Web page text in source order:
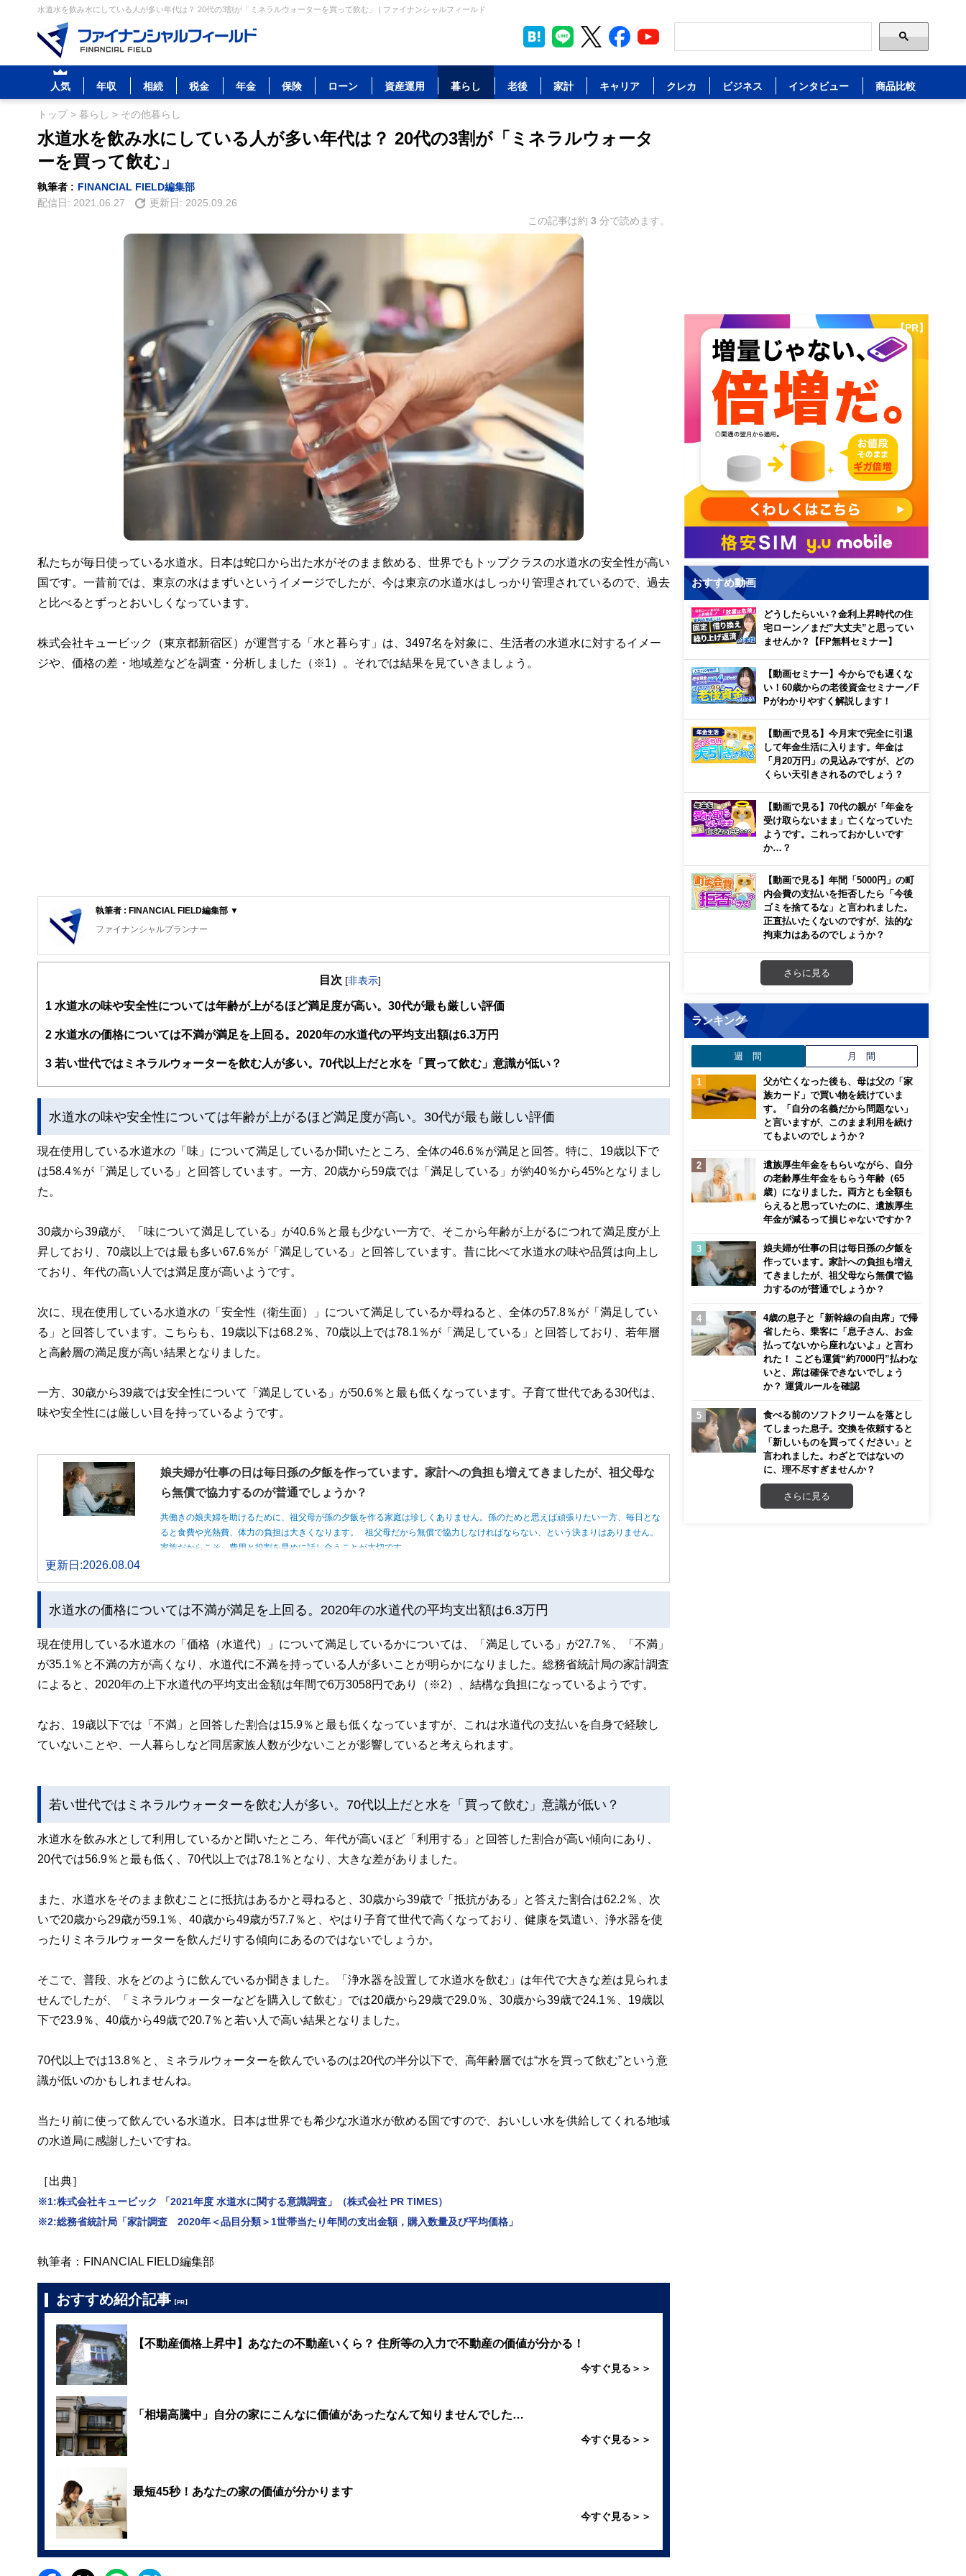
水道水を飲み水にしている人が多い年代は？ 20代の3割が「ミネラルウォーターを買って飲む」 | ファイナンシャルフィールド
人気 年収 相続 税金 年金 保険 ローン 資産運用 暮らし 老後 家計 キャリア クレカ ビジネス インタビュー 商品比較
トップ> 暮らし > その他暮らし
水道水を飲み水にしている人が多い年代は？ 20代の3割が「ミネラルウォータ
ーを買って飲む」
執筆者 : FINANCIAL FIELD編集部
配信日: 2021.06.27 更新日: 2025.09.26
この記事は約 3 分で読めます。
私たちが毎日使っている水道水。日本は蛇口から出た水がそのまま飲める、世界でもトップクラスの水道水の安全性が高い
国です。一昔前では、東京の水はまずいというイメージでしたが、今は東京の水道水はしっかり管理されているので、過去
と比べるとずっとおいしくなっています。
株式会社キュービック（東京都新宿区）が運営する「水と暮らす」は、3497名を対象に、生活者の水道水に対するイメー
ジや、価格の差・地域差などを調査・分析しました（※1）。それでは結果を見ていきましょう。
執筆者 : FINANCIAL FIELD編集部 ▼
ファイナンシャルプランナー
FinancialField編集部は、金融、経済に関する記事を、日々の暮らしにどのような影響を与えるかという視点で、お金の知識がない方でも理解でき
案から記事掲載まですべての工程に関わることで、読者目線のコンテンツを追求しています。
FinancialFieldの特徴は、ファイナンシャルプランナー、弁護士、税理士、宅地建物取引士、相続診断士、住宅ローンアドバイザー、DCプランナ
ー、公認会計士、社会保険労務士、行政書士、投資アナリスト、キャリアコンサルタントなど150名以上の有資格者を執筆者・監修者として迎
私たちは、快適でより良い生活のアイデアを提供するお金のコンシェルジュを目指します。
目次 [非表示]
1 水道水の味や安全性については年齢が上がるほど満足度が高い。30代が最も厳しい評価
2 水道水の価格については不満が満足を上回る。2020年の水道代の平均支出額は6.3万円
3 若い世代ではミネラルウォーターを飲む人が多い。70代以上だと水を「買って飲む」意識が低い？
水道水の味や安全性については年齢が上がるほど満足度が高い。30代が最も厳しい評価
現在使用している水道水の「味」について満足しているか聞いたところ、全体の46.6％が満足と回答。特に、19歳以下で
は58.4％が「満足している」と回答しています。一方、20歳から59歳では「満足している」が約40％から45%となりまし
た。
30歳から39歳が、「味について満足している」が40.6％と最も少ない一方で、そこから年齢が上がるにつれて満足度が上
昇しており、70歳以上では最も多い67.6％が「満足している」と回答しています。昔に比べて水道水の味や品質は向上し
ており、年代の高い人では満足度が高いようです。
次に、現在使用している水道水の「安全性（衛生面）」について満足しているか尋ねると、全体の57.8％が「満足してい
る」と回答しています。こちらも、19歳以下は68.2％、70歳以上では78.1％が「満足している」と回答しており、若年層
と高齢層の満足度が高い結果となりました。
一方、30歳から39歳では安全性について「満足している」が50.6％と最も低くなっています。子育て世代である30代は、
味や安全性には厳しい目を持っているようです。
娘夫婦が仕事の日は毎日孫の夕飯を作っています。家計への負担も増えてきましたが、祖父母な
ら無償で協力するのが普通でしょうか？
共働きの娘夫婦を助けるために、祖父母が孫の夕飯を作る家庭は珍しくありません。孫のためと思えば頑張りたい一方、毎日とな
ると食費や光熱費、体力の負担は大きくなります。 祖父母だから無償で協力しなければならない、という決まりはありません。
家族だからこそ、費用と役割を早めに話し合うことが大切です。
更新日:2026.08.04
水道水の価格については不満が満足を上回る。2020年の水道代の平均支出額は6.3万円
現在使用している水道水の「価格（水道代）」について満足しているかについては、「満足している」が27.7％、「不満」
が35.1％と不満の方が高くなり、水道代に不満を持っている人が多いことが明らかになりました。総務省統計局の家計調査
によると、2020年の上下水道代の平均支出金額は年間で6万3058円であり（※2）、結構な負担になっているようです。
なお、19歳以下では「不満」と回答した割合は15.9％と最も低くなっていますが、これは水道代の支払いを自身で経験し
ていないことや、一人暮らしなど同居家族人数が少ないことが影響していると考えられます。
若い世代ではミネラルウォーターを飲む人が多い。70代以上だと水を「買って飲む」意識が低い？
水道水を飲み水として利用しているかと聞いたところ、年代が高いほど「利用する」と回答した割合が高い傾向にあり、
20代では56.9％と最も低く、70代以上では78.1％となり、大きな差がありました。
また、水道水をそのまま飲むことに抵抗はあるかと尋ねると、30歳から39歳で「抵抗がある」と答えた割合は62.2％、次
いで20歳から29歳が59.1％、40歳から49歳が57.7％と、やはり子育て世代で高くなっており、健康を気遣い、浄水器を使
ったりミネラルウォーターを飲んだりする傾向にあるのではないでしょうか。
そこで、普段、水をどのように飲んでいるか聞きました。「浄水器を設置して水道水を飲む」は年代で大きな差は見られま
せんでしたが、「ミネラルウォーターなどを購入して飲む」では20歳から29歳で29.0％、30歳から39歳で24.1％、19歳以
下で23.9％、40歳から49歳で20.7％と若い人で高い結果となりました。
70代以上では13.8％と、ミネラルウォーターを飲んでいるのは20代の半分以下で、高年齢層では“水を買って飲む”という意
識が低いのかもしれませんね。
当たり前に使って飲んでいる水道水。日本は世界でも希少な水道水が飲める国ですので、おいしい水を供給してくれる地域
の水道局に感謝したいですね。
［出典］
※1:株式会社キュービック 「2021年度 水道水に関する意識調査」（株式会社 PR TIMES）
※2:総務省統計局「家計調査 2020年＜品目分類＞1世帯当たり年間の支出金額，購入数量及び平均価格」
執筆者：FINANCIAL FIELD編集部
おすすめ紹介記事 【PR】
【不動産価格上昇中】あなたの不動産いくら？ 住所等の入力で不動産の価値が分かる！
今すぐ見る＞＞
「相場高騰中」自分の家にこんなに価値があったなんて知りませんでした…
今すぐ見る＞＞
最短45秒！あなたの家の価値が分かります
今すぐ見る＞＞
【PR】
おすすめ動画
どうしたらいい？金利上昇時代の住
宅ローン／まだ”大丈夫”と思ってい
ませんか？【FP無料セミナー】
【動画セミナー】今からでも遅くな
い！60歳からの老後資金セミナー／F
Pがわかりやすく解説します！
【動画で見る】今月末で完全に引退
して年金生活に入ります。年金は
「月20万円」の見込みですが、どの
くらい天引きされるのでしょう？
【動画で見る】70代の親が「年金を
受け取らないまま」亡くなっていた
ようです。これっておかしいです
か…？
【動画で見る】年間「5000円」の町
内会費の支払いを拒否したら「今後
ゴミを捨てるな」と言われました。
正直払いたくないのですが、法的な
拘束力はあるのでしょうか？
さらに見る
ランキング
週 間 月 間
父が亡くなった後も、母は父の「家
族カード」で買い物を続けていま
す。「自分の名義だから問題ない」
と言いますが、このまま利用を続け
てもよいのでしょうか？
遺族厚生年金をもらいながら、自分
の老齢厚生年金をもらう年齢（65
歳）になりました。両方とも全額も
らえると思っていたのに、遺族厚生
年金が減るって損じゃないですか？
娘夫婦が仕事の日は毎日孫の夕飯を
作っています。家計への負担も増え
てきましたが、祖父母なら無償で協
力するのが普通でしょうか？
4歳の息子と「新幹線の自由席」で帰
省したら、乗客に「息子さん、お金
払ってないから座れないよ」と言わ
れた！ こども運賃“約7000円”払わな
いと、席は確保できないでしょう
か？ 運賃ルールを確認
食べる前のソフトクリームを落とし
てしまった息子。交換を依頼すると
「新しいものを買ってください」と
言われました。わざとではないの
に、理不尽すぎませんか？
さらに見る